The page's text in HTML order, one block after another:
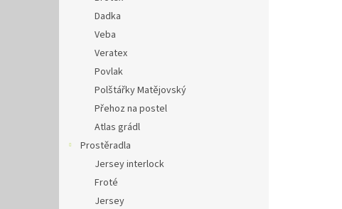
Dadka
Veba
Veratex
Povlak
Polštářky Matějovský
Přehoz na postel
Atlas grádl
Prostěradla
Jersey interlock
Froté
Jersey